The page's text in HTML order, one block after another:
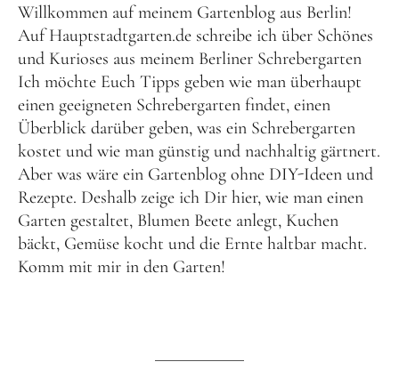
Willkommen auf meinem Gartenblog aus Berlin!
Auf Hauptstadtgarten.de schreibe ich über Schönes
und Kurioses aus meinem Berliner Schrebergarten
Ich möchte Euch Tipps geben wie man überhaupt
einen geeigneten Schrebergarten findet, einen
Überblick darüber geben, was ein Schrebergarten
kostet und wie man günstig und nachhaltig gärtnert.
Aber was wäre ein Gartenblog ohne DIY-Ideen und
Rezepte. Deshalb zeige ich Dir hier, wie man einen
Garten gestaltet, Blumen Beete anlegt, Kuchen
bäckt, Gemüse kocht und die Ernte haltbar macht.
Komm mit mir in den Garten!